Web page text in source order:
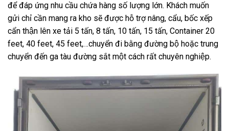
để đáp ứng nhu cầu chứa hàng số lượng lớn. Khách muốn
gửi chỉ cần mang ra kho sẽ được hỗ trợ nâng, cẩu, bốc xếp
cẩn thận lên xe tải 5 tấn, 8 tấn, 10 tấn, 15 tấn, Container 20
feet, 40 feet, 45 feet,…chuyển đi bằng đường bộ hoặc trung
chuyển đến ga tàu đường sắt một cách rất chuyên nghiệp.